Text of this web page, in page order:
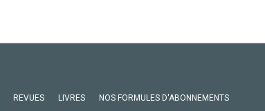
REVUES LIVRES NOS FORMULES D'ABONNEMENTS